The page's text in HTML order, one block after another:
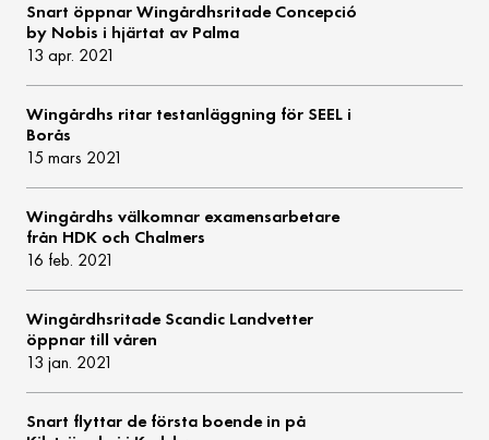
Snart öppnar Wingårdhsritade Concepció
by Nobis i hjärtat av Palma
13 apr. 2021
Wingårdhs ritar testanläggning för SEEL i
Borås
15 mars 2021
Wingårdhs välkomnar examensarbetare
från HDK och Chalmers
16 feb. 2021
Wingårdhsritade Scandic Landvetter
öppnar till våren
13 jan. 2021
Snart flyttar de första boende in på